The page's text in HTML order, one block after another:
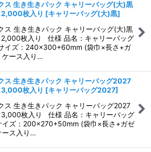
ス 生き生きパック キャリーバッグ(大)黒
2,000枚入り [キャリーバッグ(大)黒]
ス 生き生きパック キャリーバッグ(大)黒
2,000枚入り 仕様 品名：キャリーバッグ
イズ：240×300+60mm (袋巾×長さ+ガ
ケース入り…
ス 生き生きパック キャリーバッグ2027
3,000枚入り [キャリーバッグ2027]
ス 生き生きパック キャリーバッグ2027
3,000枚入り 仕様 品名：キャリーバッグ
イズ：200×270+50mm (袋巾×長さ+ガゼ
ース入り…